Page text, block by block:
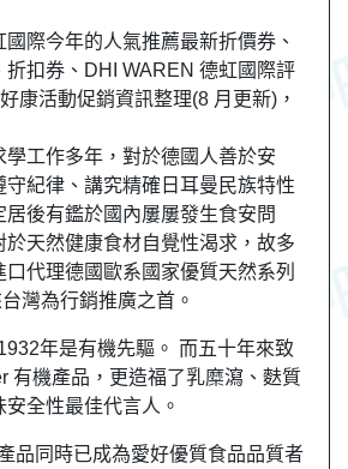
際今年的人氣推薦最新折價券、
折扣券、DHI WAREN 德虹國際評
康活動促銷資訊整理(8 月更新)，
學工作多年，對於德國人善於安
守紀律、講究精確日耳曼民族特性
後有鑑於國內屢屢發生食安問
於天然健康食材自覺性渴求，故多
代理德國歐系國家優質天然系列
灣為行銷推廣之首。
年是有機先驅。 而五十年來致
有機產品，更造福了乳糜瀉、麩質
全性最佳代言人。
品同時已成為愛好優質食品品質者